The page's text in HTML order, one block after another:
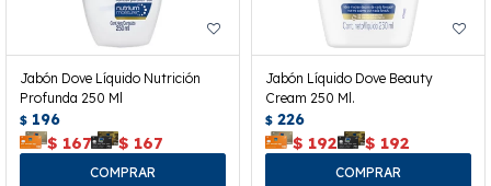
Jabón Dove Líquido Nutrición
Profunda 250 Ml
$ 196
$ 167 $ 167
Jabón Líquido Dove Beauty
Cream 250 Ml.
$ 226
$ 192 $ 192